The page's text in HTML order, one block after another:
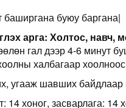
баширгана буюу баргана|
арга: Холтос, навч,
гал дээр 4-6 минут
халбагаар
угааж шавших байдлаар
14 хоног, засварлага: 14